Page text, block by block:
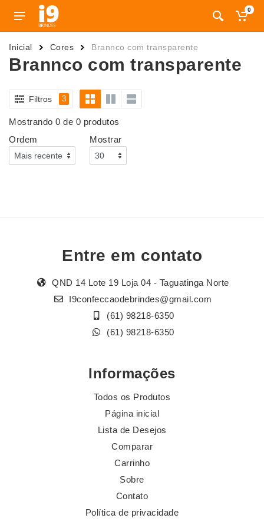
0
Inicial Cores Brannco com transparente
Brannco com transparente
Filtros 3
Mostrando 0 de 0 produtos
Ordem
Mostrar
Entre em contato
QND 14 Lote 19 Loja 04 - Taguatinga Norte
I9confeccaodebrindes@gmail.com
(61) 98218-6350
(61) 98218-6350
Informações
Todos os Produtos
Página inicial
Lista de Desejos
Comparar
Carrinho
Sobre
Contato
Política de privacidade